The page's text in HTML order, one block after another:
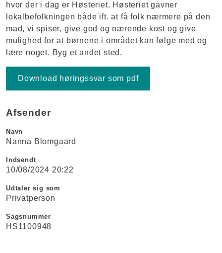
hvor der i dag er Høsteriet. Høsteriet gavner
lokalbefolkningen både ift. at få folk nærmere på den
mad, vi spiser, give god og nærende kost og give
mulighed for at børnene i området kan følge med og
lære noget. Byg et andet sted.
Download høringssvar som pdf
Afsender
Navn
Nanna Blomgaard
Indsendt
10/08/2024 20:22
Udtaler sig som
Privatperson
Sagsnummer
HS1100948